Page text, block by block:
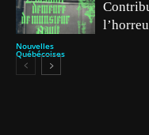
Nouvelles
Québécoises